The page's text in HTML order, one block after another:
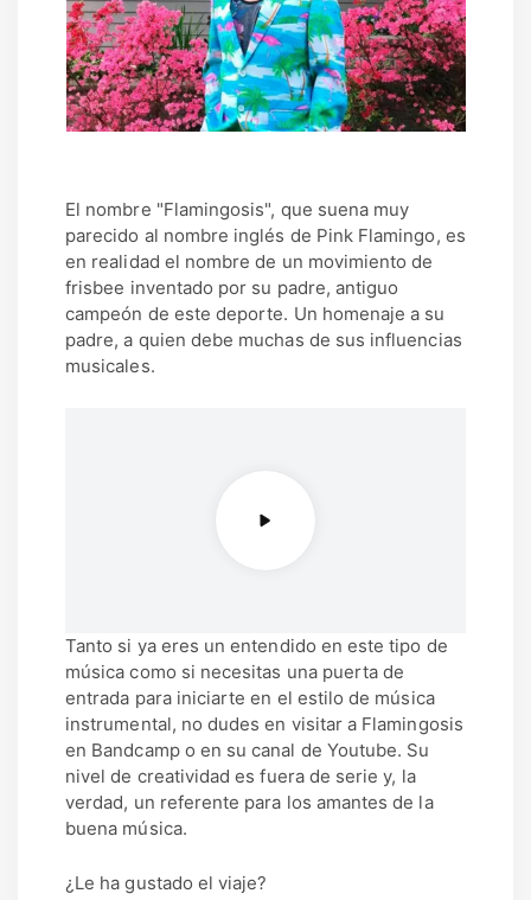
El nombre "Flamingosis", que suena muy
parecido al nombre inglés de Pink Flamingo, es
en realidad el nombre de un movimiento de
frisbee inventado por su padre, antiguo
campeón de este deporte. Un homenaje a su
padre, a quien debe muchas de sus influencias
musicales.
Tanto si ya eres un entendido en este tipo de
música como si necesitas una puerta de
entrada para iniciarte en el estilo de música
instrumental, no dudes en visitar a Flamingosis
en Bandcamp o en su canal de Youtube. Su
nivel de creatividad es fuera de serie y, la
verdad, un referente para los amantes de la
buena música.
¿Le ha gustado el viaje?